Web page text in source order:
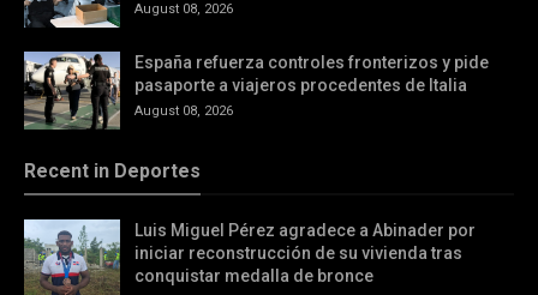
August 08, 2026
España refuerza controles fronterizos y pide
pasaporte a viajeros procedentes de Italia
August 08, 2026
Recent in Deportes
Luis Miguel Pérez agradece a Abinader por
iniciar reconstrucción de su vivienda tras
conquistar medalla de bronce